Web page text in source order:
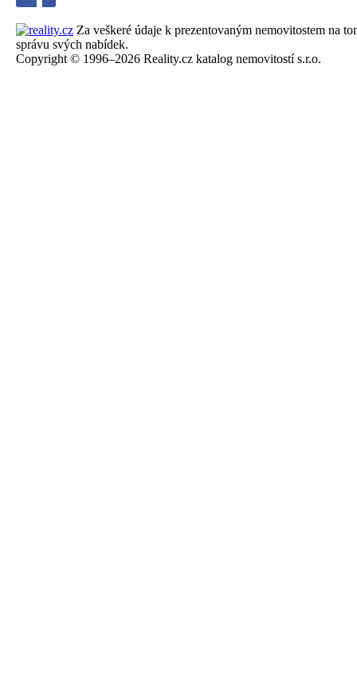
Za veškeré údaje k prezentovaným nemovitostem na
správu svých nabídek.
Copyright © 1996–2026 Reality.cz katalog nemovitostí s.r.o.